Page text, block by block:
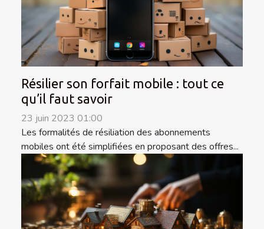
Résilier son forfait mobile : tout ce
qu’il faut savoir
23 juin 2023 01:00
Les formalités de résiliation des abonnements
mobiles ont été simplifiées en proposant des offres...